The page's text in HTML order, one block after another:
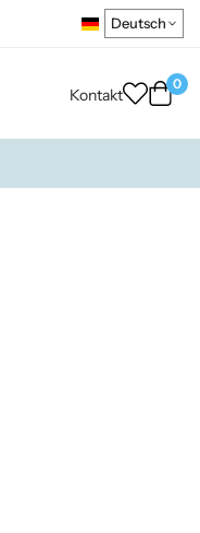
Kontakt
0